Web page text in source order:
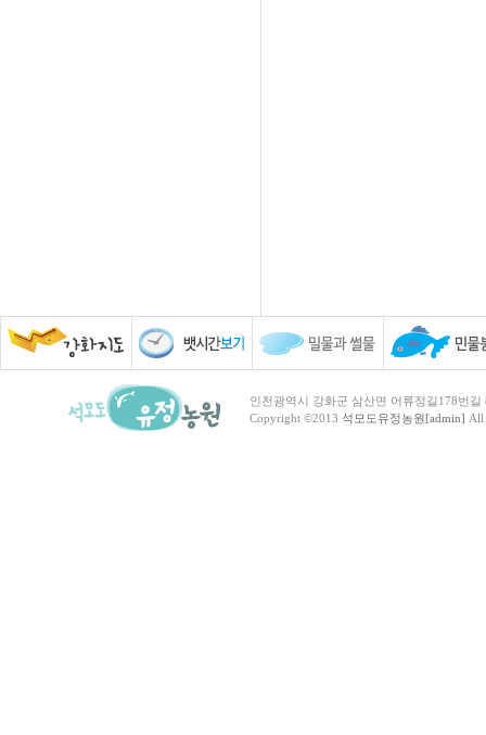
인천광역시 강화군 삼산면 어류정길178번
Copyright ©2013 석모도유정농원[admin] All